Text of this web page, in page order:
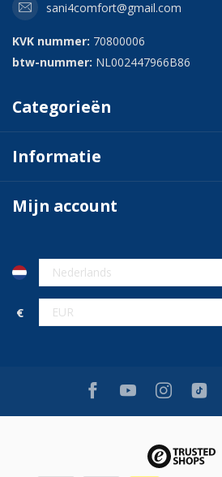
sani4comfort@gmail.com
KVK nummer: 70800006
btw-nummer: NL002447966B86
Categorieën
Informatie
Mijn account
€